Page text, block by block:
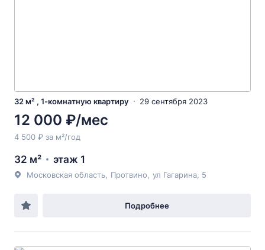
32 м² , 1-комнатную квартиру 29 сентября 2023
12 000 ₽/мес
4 500 ₽ за м²/год
32 м² этаж 1
Московская область Протвино ул Гагарина , 5
Подробнее